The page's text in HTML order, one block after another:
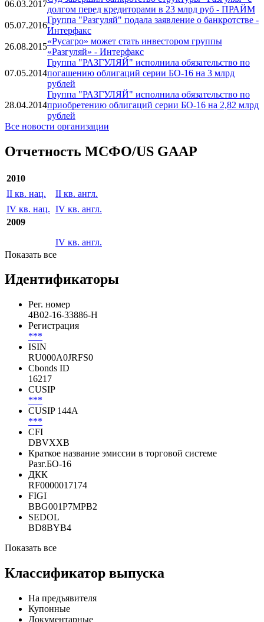
Новости
06.03.2017
Суд завершил банкротство структуры "Разгуляя" с
долгом перед кредиторами в 23 млрд руб - ПРАЙМ
Группа "Разгуляй" подала заявление о банкротстве -
Интерфакс
«Русагро» может стать инвестором группы
«Разгуляй» - Интерфакс
Группа "РАЗГУЛЯЙ" исполнила обязательство по
погашению облигаций серии БО-16 на 3 млрд
рублей
28.04.2014
Группа "РАЗГУЛЯЙ" исполнила обязательство по
приобретению облигаций серии БО-16 на 2,82 млрд
рублей
Отчетность МСФО/US GAAP
2010
IV кв. нац.
IV кв. англ.
IV кв. англ.
Идентификаторы
Рег. номер
4B02-16-33886-H
Регистрация
***
ISIN
RU000A0JRFS0
Cbonds ID
16217
CUSIP
***
CUSIP 144A
***
CFI
DBVXXB
Краткое название эмиссии в торговой системе
Разг.БО-16
ДКК
RF0000017174
BBG001P7MPB2
BD8BYB4
Классификатор выпуска